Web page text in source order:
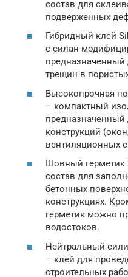
состав для
подверженных
Гибридный клей
с силан-
трещин в
Высокопрочная
– компактный
конструкций
вентиляционных
Шовный герметик
состав для
бетонных
конструкциях.
герметик можно
водостоков.
Нейтральный
– клей для
строительных